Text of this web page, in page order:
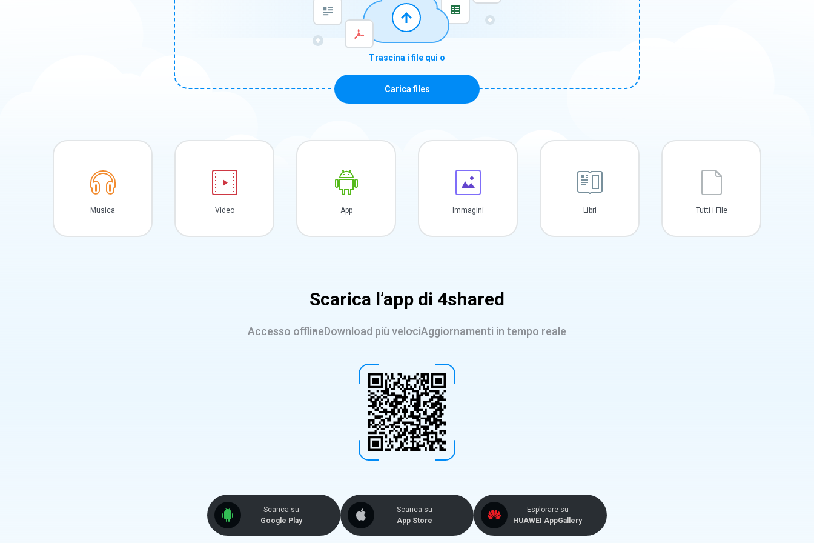
Trascina i file qui o
Carica files
Musica Video App Immagini Libri Tutti i File
Scarica l’app di 4shared
Accesso offlineDownload più velociAggiornamenti in tempo reale
Scarica su
Google Play
Scarica su
App Store
Esplorare su
HUAWEI AppGallery